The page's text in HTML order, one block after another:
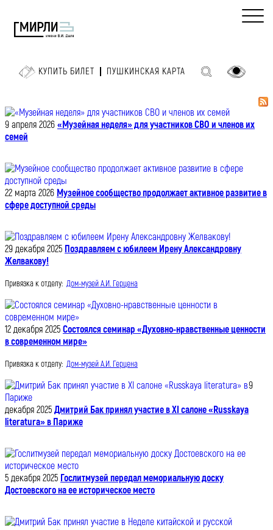
КУПИТЬ БИЛЕТ ПУШКИНСКАЯ КАРТА
9 апреля 2026 «Музейная неделя» для участников СВО и членов их
семей
22 марта 2026 Музейное сообщество продолжает активное развитие в
сфере доступной среды
29 декабря 2025 Поздравляем с юбилеем Ирену Александровну
Желвакову!
Привязка к отделу: Дом-музей А.И. Герцена
12 декабря 2025 Состоялся семинар «Духовно-нравственные ценности
в современном мире»
Привязка к отделу: Дом-музей А.И. Герцена
9
декабря 2025 Дмитрий Бак принял участие в XI салоне «Russkaya
literatura» в Париже
5 декабря 2025 Гослитмузей передал мемориальную доску
Достоевского на ее историческое место